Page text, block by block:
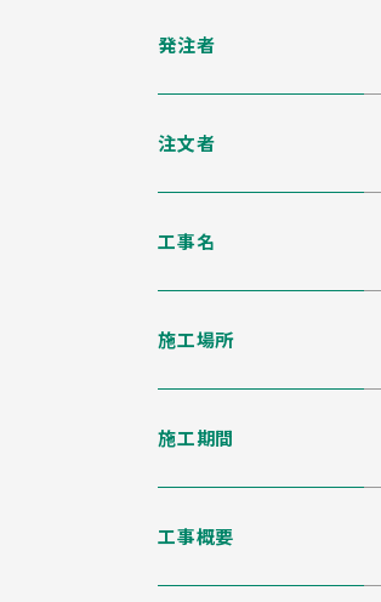
発注者
注文者
工事名
施工場所
施工期間
工事概要